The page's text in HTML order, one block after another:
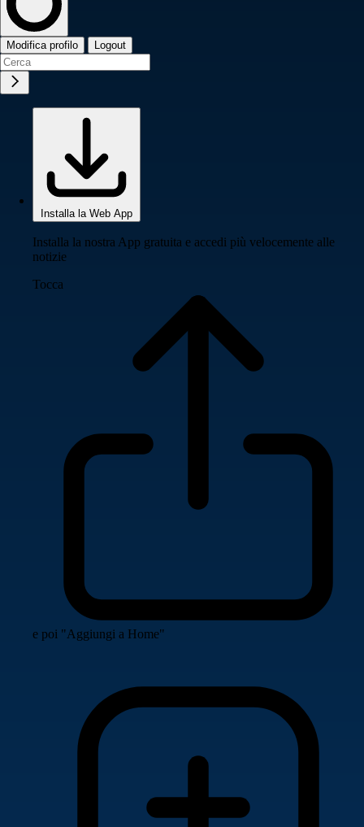
Modifica profilo Logout
Installa la Web App
Installa la nostra App gratuita e accedi più velocemente alle
notizie
Tocca
e poi "Aggiungi a Home"